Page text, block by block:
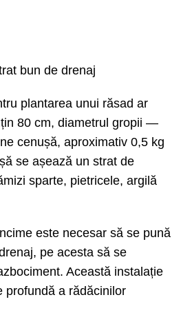
bun de drenaj
plantarea unui răsad ar
80 cm, diametrul gropii —
cenușă, aproximativ 0,5 kg
se așează un strat de
sparte, pietricele, argilă
este necesar să se pună
pe acesta să se
Această instalație
profundă a rădăcinilor